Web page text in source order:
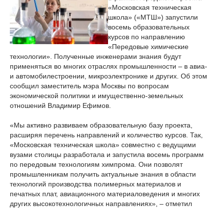
«Московская техническая
школа» («МТШ») запустили
восемь образовательных
курсов по направлению
«Передовые химические
технологии». Полученные инженерами знания будут
применяться во многих отраслях промышленности – в авиа-
и автомобилестроении, микроэлектронике и других. Об этом
сообщил заместитель мэра Москвы по вопросам
экономической политики и имущественно-земельных
отношений Владимир Ефимов.
«Мы активно развиваем образовательную базу проекта,
расширяя перечень направлений и количество курсов. Так,
«Московская техническая школа» совместно с ведущими
вузами столицы разработала и запустила восемь программ
по передовым технологиям химпрома. Они позволят
промышленникам получить актуальные знания в области
технологий производства полимерных материалов и
печатных плат, авиационного материаловедения и многих
других высокотехнологичных направлениях», – отметил